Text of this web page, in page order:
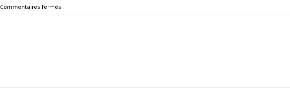
Commentaires fermés
Diapo